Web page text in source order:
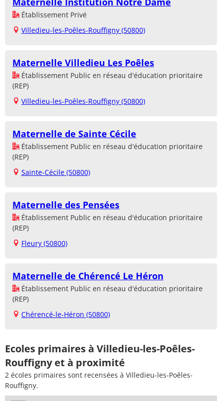
Établissement Privé
Villedieu-les-Poêles-Rouffigny (50800)
Maternelle Villedieu Les Poêles
Établissement Public en réseau d'éducation prioritaire
(REP)
Villedieu-les-Poêles-Rouffigny (50800)
Maternelle de Sainte Cécile
Établissement Public en réseau d'éducation prioritaire
(REP)
Sainte-Cécile (50800)
Maternelle des Pensées
Établissement Public en réseau d'éducation prioritaire
(REP)
Fleury (50800)
Maternelle de Chérencé Le Héron
Établissement Public en réseau d'éducation prioritaire
(REP)
Chérencé-le-Héron (50800)
Ecoles primaires à Villedieu-les-Poêles-
Rouffigny et à proximité
2 écoles primaires sont recensées à Villedieu-les-Poêles-
Rouffigny.